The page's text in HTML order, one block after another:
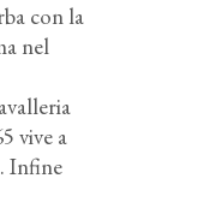
con la
nel
vive a
Infine